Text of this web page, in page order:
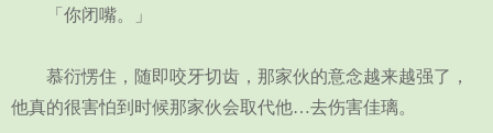
「你闭嘴。」
慕衍愣住，随即咬牙切齿，那家伙的意念越来越强了，
他真的很害怕到时候那家伙会取代他…去伤害佳璃。